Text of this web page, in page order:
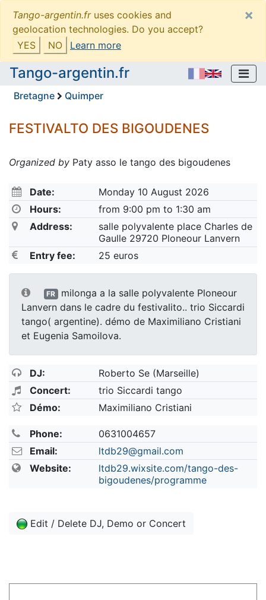
Tango-argentin.fruses cookies and
geolocation technologies. Do you accept?
YES
NO Learn more
×
Tango-argentin.fr
Bretagne Quimper
FESTIVALTO DES BIGOUDENES
Organized by Paty asso le tango des bigoudenes
Date:
Monday 10 August 2026
Hours:
from 9:00 pm to 1:30 am
Address:
salle polyvalente place Charles de
Gaulle 29720 Ploneour Lanvern
Entry fee:
25 euros
FR
milonga a la salle polyvalente Ploneour
Lanvern dans le cadre du festivalito.. trio Siccardi
tango( argentine). démo de Maximiliano Cristiani
et Eugenia Samoilova.
DJ:
Roberto Se (Marseille)
Concert:
trio Siccardi tango
Démo:
Maximiliano Cristiani
Phone:
0631004657
Email:
ltdb29@gmail.com
Website:
ltdb29.wixsite.com/tango-des-
bigoudenes/programme
Edit / Delete DJ, Demo or Concert